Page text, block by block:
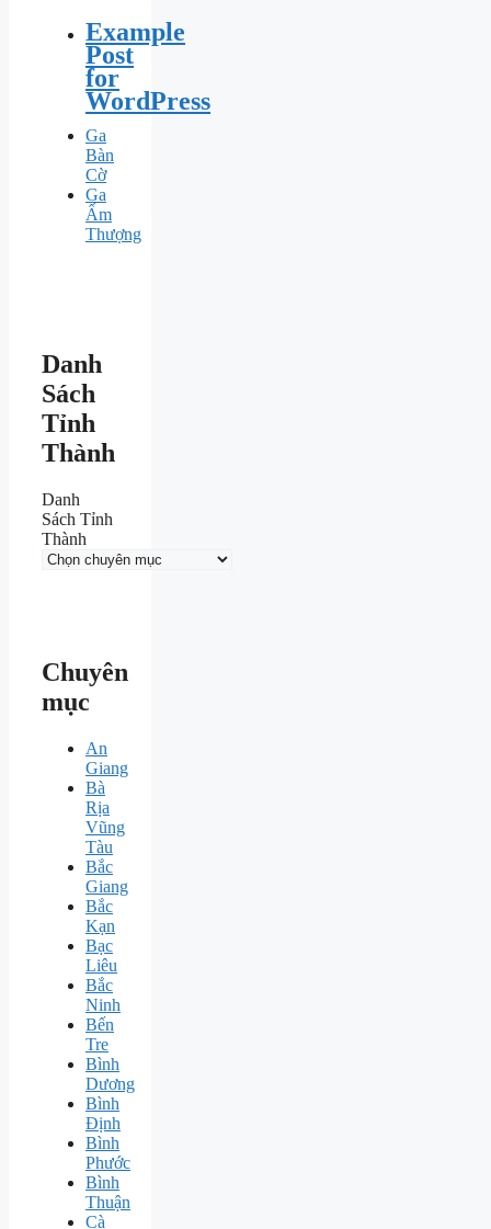
Example
Post
for
WordPress
Ga
Bàn
Cờ
Ga
Ấm
Thượng
Danh
Sách
Tỉnh
Thành
Danh
Sách Tỉnh
Thành
Chuyên
mục
An
Giang
Bà
Rịa
Vũng
Tàu
Bắc
Giang
Bắc
Kạn
Bạc
Liêu
Bắc
Ninh
Bến
Tre
Bình
Dương
Bình
Định
Bình
Phước
Bình
Thuận
Cà